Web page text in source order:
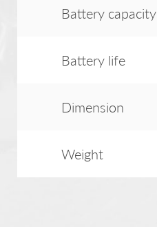
Battery capacity
Battery life
Dimension
Weight